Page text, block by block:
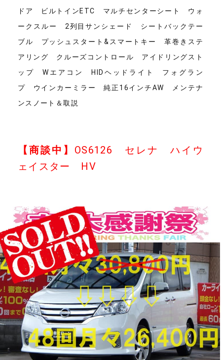
ドア ビルトインETC マルチセンターシート ウォ
ークスルー 2列目サンシェード シートバックテー
ブル プッシュスタート&スマートキー 革巻きステ
アリング クルーズコントロール アイドリングスト
ップ Wエアコン HIDヘッドライト フォグラン
プ ウインカーミラー 純正16インチAW メンテナ
ンスノート＆取説
【商談中】 OS6126 セレナ ハイウ
ェイスター HV